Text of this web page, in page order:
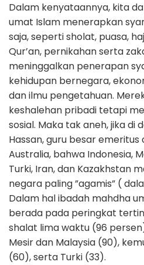
Dalam kenyataannya, kita
umat Islam menerapkan
saja, seperti sholat, puasa,
Qur’an, pernikahan serta
meninggalkan penerapan
kehidupan bernegara,
dan ilmu pengetahuan.
keshalehan pribadi tetapi
sosial. Maka tak aneh, jika di
Hassan, guru besar emeritus
Australia, bahwa Indonesia,
Turki, Iran, dan Kazakhstan
negara paling ”agamis” (
Dalam hal ibadah mahdha
berada pada peringkat
shalat lima waktu (96
Mesir dan Malaysia (90),
(60), serta Turki (33).